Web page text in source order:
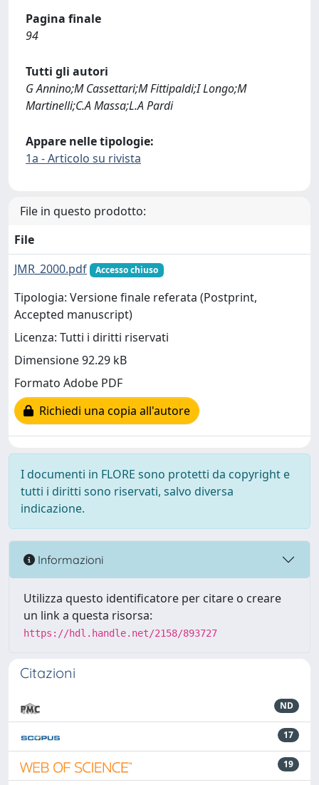
Pagina finale
94
Tutti gli autori
G Annino;M Cassettari;M Fittipaldi;I Longo;M
Martinelli;C.A Massa;L.A Pardi
Appare nelle tipologie:
1a - Articolo su rivista
File in questo prodotto:
File
JMR_2000.pdf
Accesso chiuso
Tipologia: Versione finale referata (Postprint,
Accepted manuscript)
Licenza: Tutti i diritti riservati
Dimensione 92.29 kB
Formato Adobe PDF
Richiedi una copia all'autore
I documenti in FLORE sono protetti da copyright e
tutti i diritti sono riservati, salvo diversa
indicazione.
Informazioni
Utilizza questo identificatore per citare o creare
un link a questa risorsa:
https://hdl.handle.net/2158/893727
Citazioni
ND
17
19